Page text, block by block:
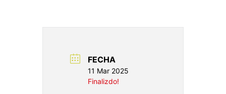
FECHA
11 Mar 2025
Finalizdo!